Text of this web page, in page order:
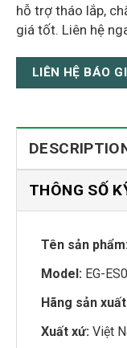
hỗ trợ tháo lắp,
giá tốt. Liên hệ
LIÊN HỆ BÁO
THÔNG SỐ
Tên sản phẩm:
Model: EG-
Hãng sản
Xuất xứ: Việt